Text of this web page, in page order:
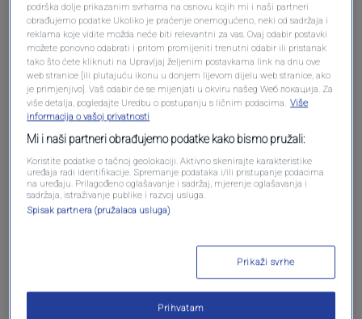
Oglas
podrška dolje prikazanim svrhama na osnovu kojih mi i naši partneri
obrađujemo podatke Ukoliko je praćenje onemogućeno, neki od sadržaja i
reklama koje vidite možda neće biti relevantni za vas. Ovaj odabir postavki
možete ponovno odabrati i pritom promijeniti trenutni odabir ili pristanak
tako što ćete kliknuti na Upravljaj željenim postavkama link na dnu ove
web stranice [ili plutajuću ikonu u donjem lijevom dijelu web stranice, ako
je primjenjivo]. Vaš odabir će se mijenjati u okviru našeg Wеб локација. Za
više detalja, pogledajte Uredbu o postupanju s ličnim podacima. Više
informacija o vašoj privatnosti
Mi i naši partneri obrađujemo podatke kako bismo pružali:
Koristite podatke o tačnoj geolokaciji. Aktivno skenirajte karakteristike
uređaja radi identifikacije. Spremanje podataka i/ili pristupanje podacima
na uređaju. Prilagođeno oglašavanje i sadržaj, mjerenje oglašavanja i
sadržaja, istraživanje publike i razvoj usluga.
Spisak partnera (pružalaca usluga)
Prikaži svrhe
Prihvatam